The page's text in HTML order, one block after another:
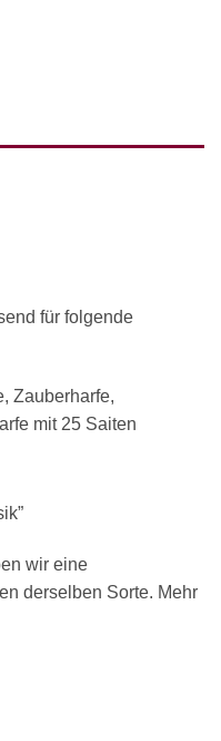
für folgende
Zauberharfe,
mit 25 Saiten
wir eine
derselben Sorte. Mehr